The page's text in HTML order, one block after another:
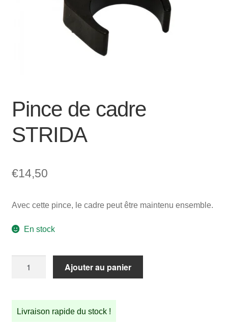
Pince de cadre
STRIDA
€14,50
Avec cette pince, le cadre peut être maintenu ensemble.
En stock
de
cadre
Ajouter au panier
Livraison rapide du stock !